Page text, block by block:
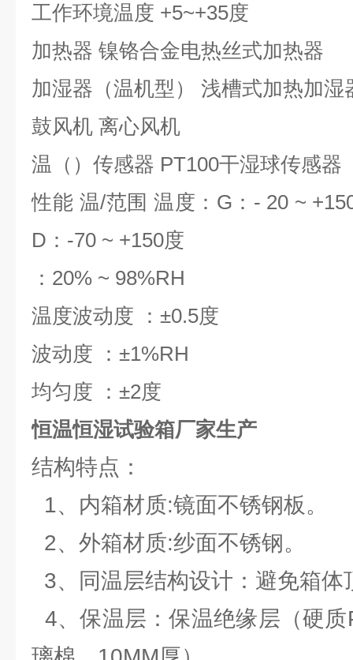
工作环境温度 +5~+35度
加热器 镍铬合金电热丝式加热器
加湿器（温机型） 浅槽式加热加湿
鼓风机 离心风机
温（）传感器 PT100干湿球传感器
性能 温/范围 温度：G：- 20 ~
D：-70 ~ +150度
：20% ~ 98%RH
温度波动度 ：±0.5度
波动度 ：±1%RH
均匀度 ：±2度
恒温恒湿试验箱厂家生产
结构特点：
1、内箱材质:镜面不锈钢板。
2、外箱材质:纱面不锈钢。
3、同温层结构设计：避免箱体
4、保温层：保温绝缘层（硬